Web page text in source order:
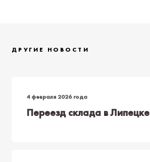
ДРУГИЕ НОВОСТИ
4 февраля 2026 года
Переезд склада в Липецке